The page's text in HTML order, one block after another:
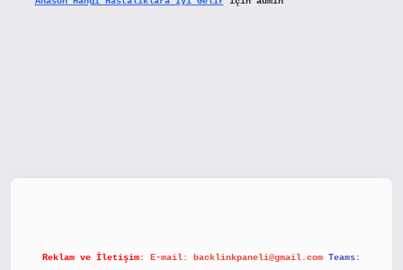
Reklam ve İletişim: E-mail: backlinkpaneli@gmail.com Teams: